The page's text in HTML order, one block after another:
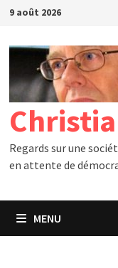
Passer
contenu
9 août 2026
Regards sur une
en attente de
MENU